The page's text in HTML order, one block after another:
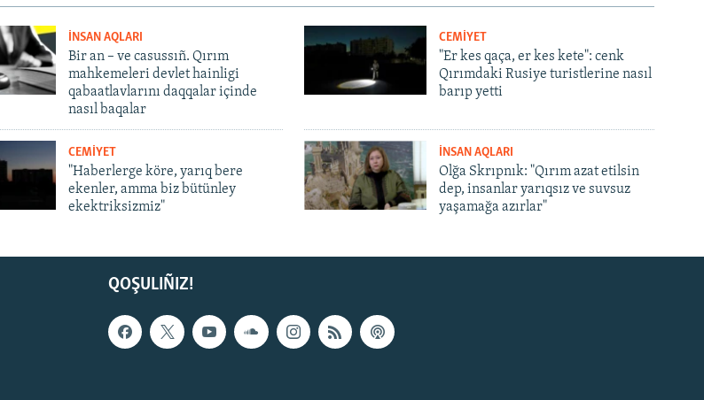
İNSAN AQLARI
Bir an – ve casussıñ. Qırım
mahkemeleri devlet hainligi
qabaatlavlarını daqqalar içinde
nasıl baqalar
CEMİYET
"Er kes qaça, er kes kete": cenk
Qırımdaki Rusiye turistlerine nasıl
barıp yetti
CEMİYET
"Haberlerge köre, yarıq bere
ekenler, amma biz bütünley
ekektriksizmiz"
İNSAN AQLARI
Olğa Skrıpnık: "Qırım azat etilsin
dep, insanlar yarıqsız ve suvsuz
yaşamağa azırlar"
QOŞULIÑIZ!